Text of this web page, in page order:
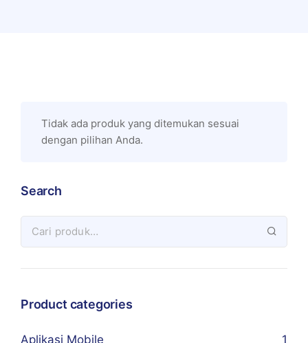
Tidak ada produk yang ditemukan sesuai
dengan pilihan Anda.
Search
Product categories
Aplikasi Mobile 1